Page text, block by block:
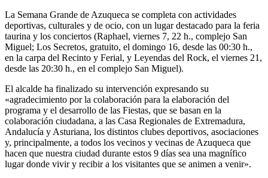
La Semana Grande de Azuqueca se completa con actividades
deportivas, culturales y de ocio, con un lugar destacado para la feria
taurina y los conciertos (Raphael, viernes 7, 22 h., complejo San
Miguel; Los Secretos, gratuito, el domingo 16, desde las 00:30 h.,
en la carpa del Recinto y Ferial, y Leyendas del Rock, el viernes 21,
desde las 20:30 h., en el complejo San Miguel).
El alcalde ha finalizado su intervención expresando su
«agradecimiento por la colaboración para la elaboración del
programa y el desarrollo de las Fiestas, que se basan en la
colaboración ciudadana, a las Casa Regionales de Extremadura,
Andalucía y Asturiana, los distintos clubes deportivos, asociaciones
y, principalmente, a todos los vecinos y vecinas de Azuqueca que
hacen que nuestra ciudad durante estos 9 días sea una magnífico
lugar donde vivir y recibir a los visitantes que se animen a venir».